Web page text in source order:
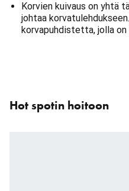
Korvien kuivaus on yhtä
johtaa
korvapuhdistetta, jolla
Hot spotin hoitoon
karuselli
: Tuotteet